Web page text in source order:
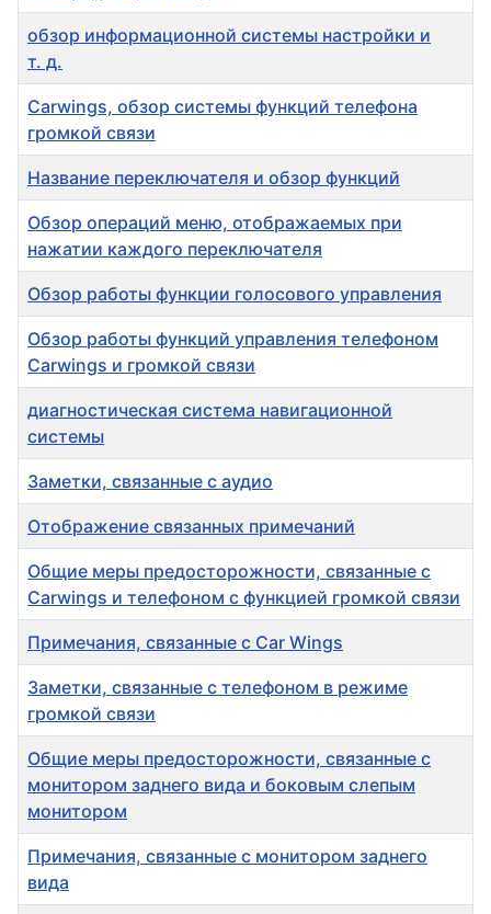
обзор информационной системы настройки и
т. д.
Carwings, обзор системы функций телефона
громкой связи
Название переключателя и обзор функций
Обзор операций меню, отображаемых при
нажатии каждого переключателя
Обзор работы функции голосового управления
Обзор работы функций управления телефоном
Carwings и громкой связи
диагностическая система навигационной
системы
Заметки, связанные с аудио
Отображение связанных примечаний
Общие меры предосторожности, связанные с
Carwings и телефоном с функцией громкой связи
Примечания, связанные с Car Wings
Заметки, связанные с телефоном в режиме
громкой связи
Общие меры предосторожности, связанные с
монитором заднего вида и боковым слепым
монитором
Примечания, связанные с монитором заднего
вида